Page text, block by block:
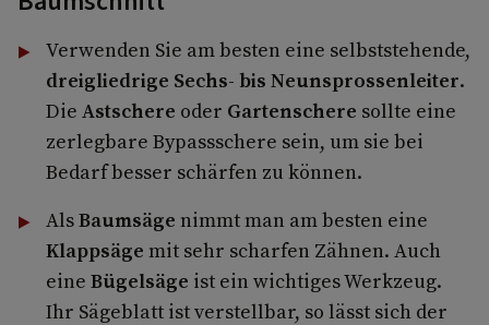
Verwenden Sie am besten eine selbststehende,
dreigliedrige Sechs- bis Neunsprossenleiter.
Die Astschere oder Gartenschere sollte eine
zerlegbare Bypassschere sein, um sie bei
Bedarf besser schärfen zu können.
AlsBaumsäge nimmt man am besten eine
Klappsäge mit sehr scharfen Zähnen. Auch
eine Bügelsäge ist ein wichtiges Werkzeug.
Ihr Sägeblatt ist verstellbar, so lässt sich der